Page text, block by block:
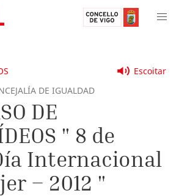
Escoitar
DE IGUALDAD
DE
" 8 de
Internacional
– 2012 "